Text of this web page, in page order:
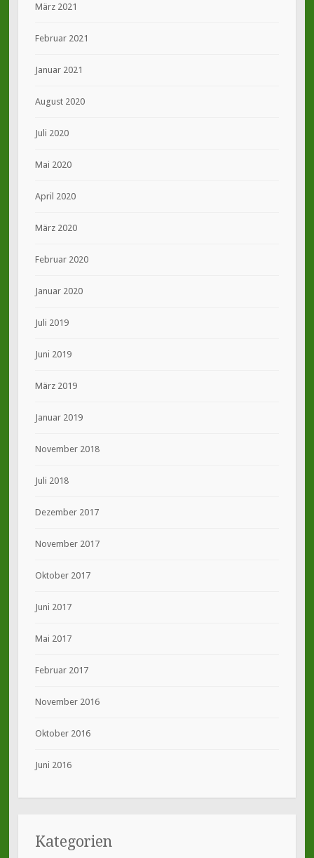
März 2021
Februar 2021
Januar 2021
August 2020
Juli 2020
Mai 2020
April 2020
März 2020
Februar 2020
Januar 2020
Juli 2019
Juni 2019
März 2019
Januar 2019
November 2018
Juli 2018
Dezember 2017
November 2017
Oktober 2017
Juni 2017
Mai 2017
Februar 2017
November 2016
Oktober 2016
Juni 2016
Kategorien